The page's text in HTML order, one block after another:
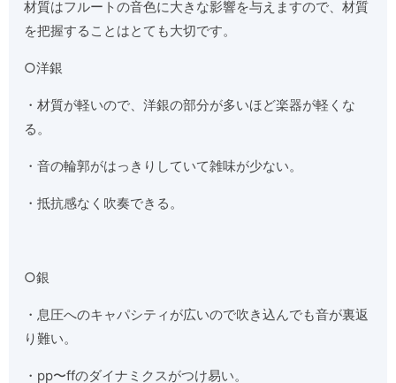
材質はフルートの音色に大きな影響を与えますので、材質
を把握することはとても大切です。
○洋銀
・材質が軽いので、洋銀の部分が多いほど楽器が軽くな
る。
・音の輪郭がはっきりしていて雑味が少ない。
・抵抗感なく吹奏できる。
○銀
・息圧へのキャパシティが広いので吹き込んでも音が裏返
り難い。
・pp〜ffのダイナミクスがつけ易い。